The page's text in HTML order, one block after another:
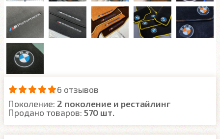
6 отзывов
Поколение: 2 поколение и рестайлинг
Продано товаров: 570 шт.